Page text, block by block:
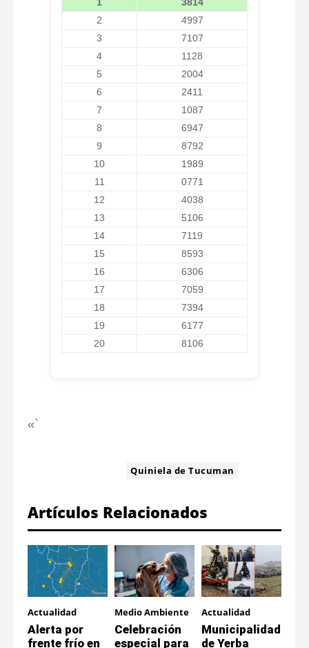
1
3814
2
4997
3
7107
4
1128
5
2004
6
2411
7
1087
8
6947
9
8792
10
1989
11
0771
12
4038
13
5106
14
7119
15
8593
16
6306
17
7059
18
7394
19
6177
20
8106
«`
Quiniela de Tucuman
Artículos Relacionados
Actualidad
Alerta por
frente frío en
Medio Ambiente
Celebración
especial para
Actualidad
Municipalidad
de Yerba